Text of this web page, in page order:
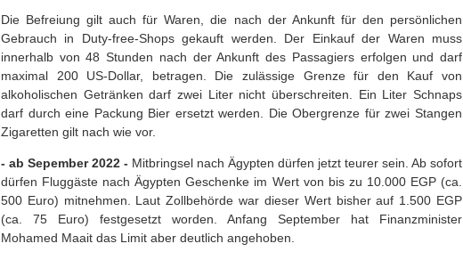
Die Befreiung gilt auch für Waren, die nach der Ankunft für den persönlichen
Gebrauch in Duty-free-Shops gekauft werden. Der Einkauf der Waren muss
innerhalb von 48 Stunden nach der Ankunft des Passagiers erfolgen und darf
maximal 200 US-Dollar, betragen. Die zulässige Grenze für den Kauf von
alkoholischen Getränken darf zwei Liter nicht überschreiten. Ein Liter Schnaps
darf durch eine Packung Bier ersetzt werden. Die Obergrenze für zwei Stangen
Zigaretten gilt nach wie vor.
- ab Sepember 2022 - Mitbringsel nach Ägypten dürfen jetzt teurer sein. Ab sofort
dürfen Fluggäste nach Ägypten Geschenke im Wert von bis zu 10.000 EGP (ca.
500 Euro) mitnehmen. Laut Zollbehörde war dieser Wert bisher auf 1.500 EGP
(ca. 75 Euro) festgesetzt worden. Anfang September hat Finanzminister
Mohamed Maait das Limit aber deutlich angehoben.